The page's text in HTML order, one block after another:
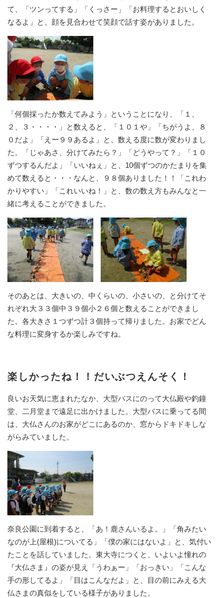
て、「ツンってする」「くっさー」「お料理するとおいしく
なるよ」と、顔を見合わせて笑顔で話す姿がありました。
「何個採ったか数えてみよう」ということになり、「１、
２、３・・・・」と数えると、「１０１や」「ちがうよ、８
０だよ」「えー９９あるよ」と、数える度に数が変わりまし
た。「じゃあさ、分けてみたら？」「どうやって？」「１０
ずつするんだよ」「いいねぇ」と、10個ずつのかたまりを集
めて数えると・・・なんと、９８個ありました！！「これわ
かりやすい」「これいいね！」と、数の数え方もみんなと一
緒に考えることができました。
そのあとは、大きいの、中くらいの、小さいの、と分けてそ
れぞれ大３３個中３９個小２６個と数えることができまし
た。各大きさ１つずつ計３個持って帰りました。お家でどん
な料理に変身するか楽しみですね。
楽しかったね！！だいぶつえんそく！
良いお天気に恵まれたなか、大型バスにのって大仏殿や釣鐘
堂、二月堂まで遠足に出かけました。大型バスに乗ってる間
は、大仏さんのお家がどこにあるのか、窓からドキドキしな
がらみていました。
奈良公園に到着すると、「あ！鹿さんいるよ。」「角みたい
なのが上(屋根)についてる」「僕の家にはないよ」と、気付い
たことを話していました。東大寺につくと、いよいよ憧れの
『大仏さま』の姿が見え「うわぁー」「おっきい」「こんな
手の形してるよ」「目はこんなだよ」と、目の前にみえる大
仏さまの真似をしている様子がありました。